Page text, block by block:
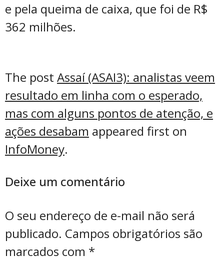
e pela queima de caixa, que foi de R$
362 milhões.
The post Assaí (ASAI3): analistas veem
resultado em linha com o esperado,
mas com alguns pontos de atenção, e
ações desabam appeared first on
InfoMoney.
Deixe um comentário
O seu endereço de e-mail não será
publicado. Campos obrigatórios são
marcados com *